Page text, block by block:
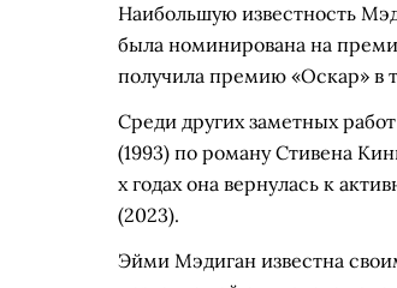
Наибольшую известность
была номинирована на
получила премию «Оскар» в
Среди других заметных
(1993) по роману Стивена
х годах она вернулась к
(2023).
Эйми Мэдиган известна